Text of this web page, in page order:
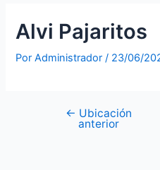
Alvi Pajaritos
PorAdministrador/ 23/06/
← Ubicación
anterior